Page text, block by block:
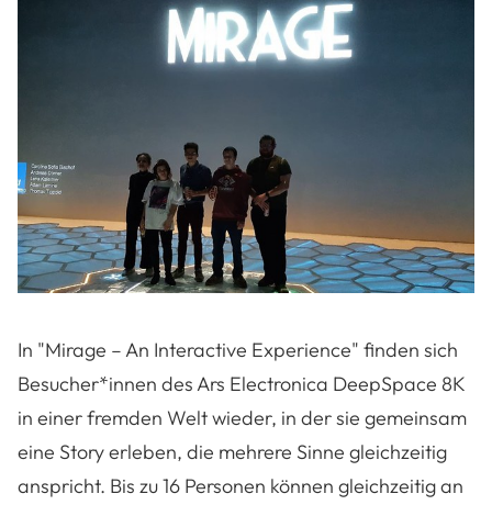
In "Mirage – An Interactive Experience" finden sich
Besucher*innen des Ars Electronica DeepSpace 8K
in einer fremden Welt wieder, in der sie gemeinsam
eine Story erleben, die mehrere Sinne gleichzeitig
anspricht. Bis zu 16 Personen können gleichzeitig an